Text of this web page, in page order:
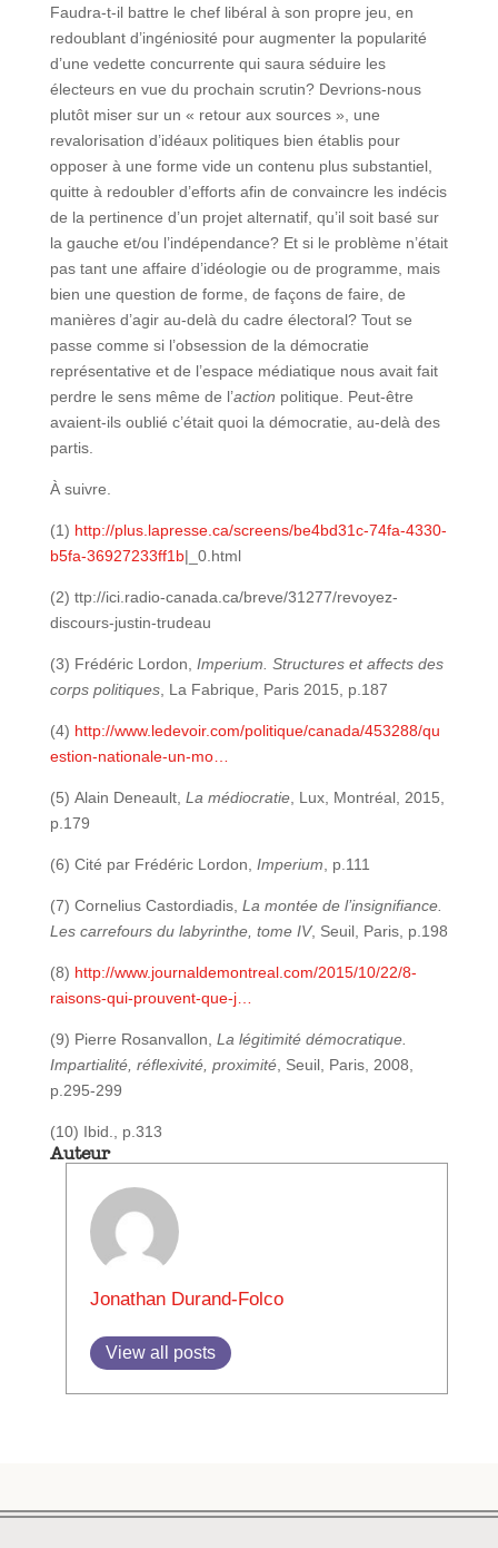
Faudra-t-il battre le chef libéral à son propre jeu, en
redoublant d’ingéniosité pour augmenter la popularité
d’une vedette concurrente qui saura séduire les
électeurs en vue du prochain scrutin? Devrions-nous
plutôt miser sur un « retour aux sources », une
revalorisation d’idéaux politiques bien établis pour
opposer à une forme vide un contenu plus substantiel,
quitte à redoubler d’efforts afin de convaincre les indécis
de la pertinence d’un projet alternatif, qu’il soit basé sur
la gauche et/ou l’indépendance? Et si le problème n’était
pas tant une affaire d’idéologie ou de programme, mais
bien une question de forme, de façons de faire, de
manières d’agir au-delà du cadre électoral? Tout se
passe comme si l’obsession de la démocratie
représentative et de l’espace médiatique nous avait fait
perdre le sens même de l’action politique. Peut-être
avaient-ils oublié c’était quoi la démocratie, au-delà des
partis.
À suivre.
(1) http://plus.lapresse.ca/screens/be4bd31c-74fa-4330-
b5fa-36927233ff1b|_0.html
(2) ttp://ici.radio-canada.ca/breve/31277/revoyez-
discours-justin-trudeau
(3) Frédéric Lordon, Imperium. Structures et affects des
corps politiques, La Fabrique, Paris 2015, p.187
(4) http://www.ledevoir.com/politique/canada/453288/qu
estion-nationale-un-mo…
(5) Alain Deneault, La médiocratie, Lux, Montréal, 2015,
p.179
(6) Cité par Frédéric Lordon, Imperium , p.111
(7) Cornelius Castordiadis, La montée de l’insignifiance.
Les carrefours du labyrinthe, tome IV, Seuil, Paris, p.198
(8) http://www.journaldemontreal.com/2015/10/22/8-
raisons-qui-prouvent-que-j…
(9) Pierre Rosanvallon, La légitimité démocratique.
Impartialité, réflexivité, proximité, Seuil, Paris, 2008,
p.295-299
(10) Ibid., p.313
Auteur
Jonathan Durand-Folco
View all posts